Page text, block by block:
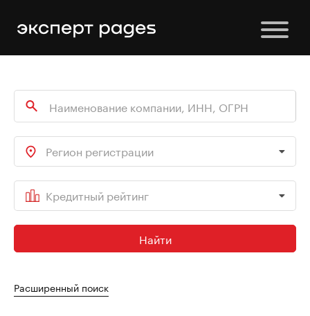
Регион регистрации
Кредитный рейтинг
Найти
Расширенный поиск